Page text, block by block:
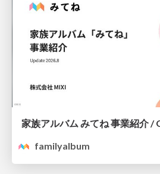
家族アルバム みてね 事業紹介 /
familyalbum